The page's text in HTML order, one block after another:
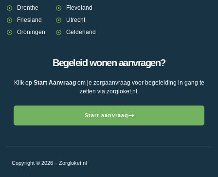
Drenthe
Friesland
Groningen
Flevoland
Utrecht
Gelderland
Begeleid wonen aanvragen?
Klik op Start Aanvraagom je zorgaanvraag voor begeleiding in gang te
zetten via zorgloket.nl.
Start aanvraag
Copyright © 2026 – Zorgloket.nl